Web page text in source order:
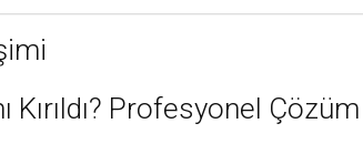
Kırıldı? Profesyonel